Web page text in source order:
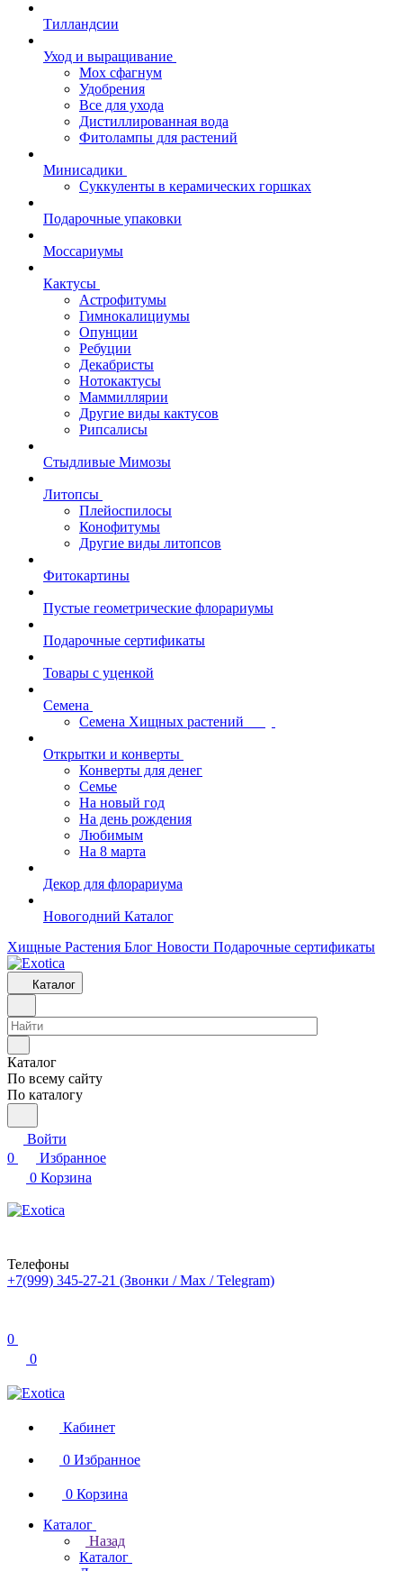
Тилландсии
Уход и выращивание
Мох сфагнум
Удобрения
Все для ухода
Дистиллированная вода
Фитолампы для растений
Минисадики
Суккуленты в керамических горшках
Подарочные упаковки
Моссариумы
Кактусы
Астрофитумы
Гимнокалициумы
Опунции
Ребуции
Декабристы
Нотокактусы
Маммиллярии
Другие виды кактусов
Рипсалисы
Стыдливые Мимозы
Литопсы
Плейоспилосы
Конофитумы
Другие виды литопсов
Фитокартины
Пустые геометрические флорариумы
Подарочные сертификаты
Товары с уценкой
Семена
Семена Хищных растений
Открытки и конверты
Конверты для денег
Семье
На новый год
На день рождения
Любимым
На 8 марта
Декор для флорариума
Новогодний Каталог
Хищные Растения Блог Новости Подарочные сертификаты
Каталог
Каталог
По всему сайту
По каталогу
Войти
0
Избранное
0 Корзина
Телефоны
+7(999) 345-27-21 (Звонки / Max / Telegram)
0
0
Кабинет
0 Избранное
0 Корзина
Каталог
Назад
Каталог